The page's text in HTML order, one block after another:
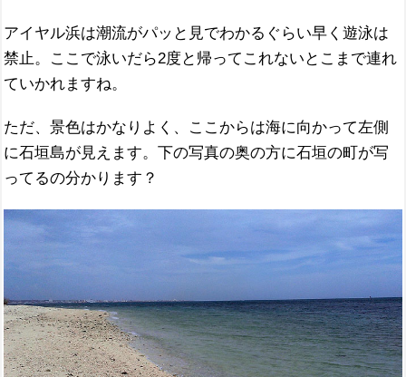
アイヤル浜は潮流がパッと見でわかるぐらい早く遊泳は
禁止。ここで泳いだら2度と帰ってこれないとこまで連れ
ていかれますね。
ただ、景色はかなりよく、ここからは海に向かって左側
に石垣島が見えます。下の写真の奥の方に石垣の町が写
ってるの分かります？